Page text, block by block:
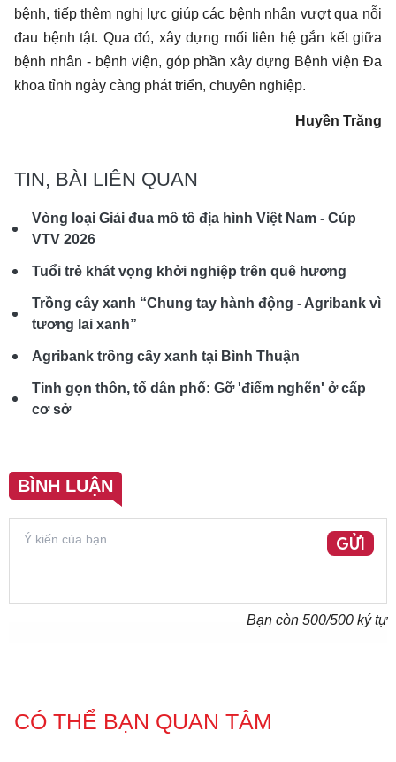
bệnh, tiếp thêm nghị lực giúp các bệnh nhân vượt qua nỗi
đau bệnh tật. Qua đó, xây dựng mối liên hệ gắn kết giữa
bệnh nhân - bệnh viện, góp phần xây dựng Bệnh viện Đa
khoa tỉnh ngày càng phát triển, chuyên nghiệp.
Huyền Trăng
TIN, BÀI LIÊN QUAN
Vòng loại Giải đua mô tô địa hình Việt Nam - Cúp
VTV 2026
Tuổi trẻ khát vọng khởi nghiệp trên quê hương
Trồng cây xanh “Chung tay hành động - Agribank vì
tương lai xanh”
Agribank trồng cây xanh tại Bình Thuận
Tinh gọn thôn, tổ dân phố: Gỡ 'điểm nghẽn' ở cấp
cơ sở
BÌNH LUẬN
GỬI
Bạn còn 500/500 ký tự
CÓ THỂ BẠN QUAN TÂM